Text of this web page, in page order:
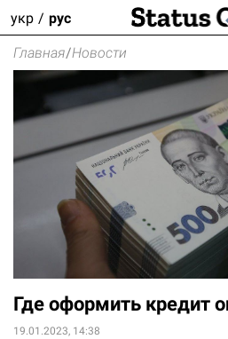
укр рус
Главная/Новости
Где оформить кредит
19.01.2023, 14:38